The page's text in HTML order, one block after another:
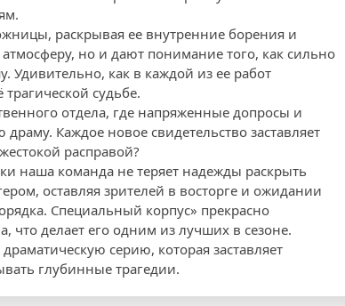
раскрывая ее внутренние борения и
но и дают понимание того, как сильно
Удивительно, как в каждой из ее работ
судьбе.
отдела, где напряженные допросы и
Каждое новое свидетельство заставляет
расправой?
наша команда не теряет надежды раскрыть
оставляя зрителей в восторге и ожидании
Специальный корпус» прекрасно
что делает его одним из лучших в сезоне.
серию, которая заставляет
глубинные трагедии.